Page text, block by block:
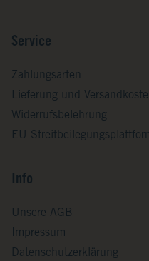
Service
Zahlungsarten
Lieferung und
Widerrufsbelehrung
EU
Info
Unsere AGB
Impressum
Datenschutzerklärung